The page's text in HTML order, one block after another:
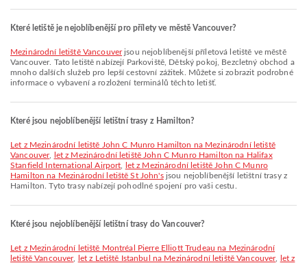
Které letiště je nejoblíbenější pro přílety ve městě Vancouver?
Mezinárodní letiště Vancouverjsou nejoblíbenější příletová letiště ve městě
Vancouver. Tato letiště nabízejí Parkoviště, Dětský pokoj, Bezcletný obchod a
mnoho dalších služeb pro lepší cestovní zážitek. Můžete si zobrazit podrobné
informace o vybavení a rozložení terminálů těchto letišť.
Které jsou nejoblíbenější letištní trasy z Hamilton?
let z Mezinárodní letiště John C Munro Hamilton na Mezinárodní letiště
Vancouver,
let z Mezinárodní letiště John C Munro Hamilton na Halifax
Stanfield International Airport
let z Mezinárodní letiště John C Munro
Hamilton na Mezinárodní letiště St John'sjsou nejoblíbenější letištní trasy z
Hamilton. Tyto trasy nabízejí pohodlné spojení pro vaši cestu.
Které jsou nejoblíbenější letištní trasy do Vancouver?
let z Mezinárodní letiště Montréal Pierre Elliott Trudeau na Mezinárodní
letiště Vancouver, let z Letiště Istanbul na Mezinárodní letiště Vancouver,
let z